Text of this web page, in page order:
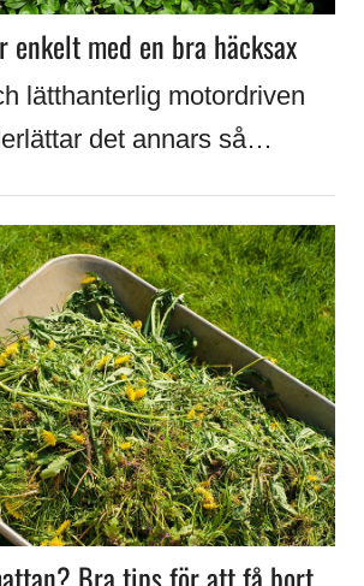
enkelt med en bra häcksax
lätthanterlig motordriven
det annars så…
Bra tips för att få bort